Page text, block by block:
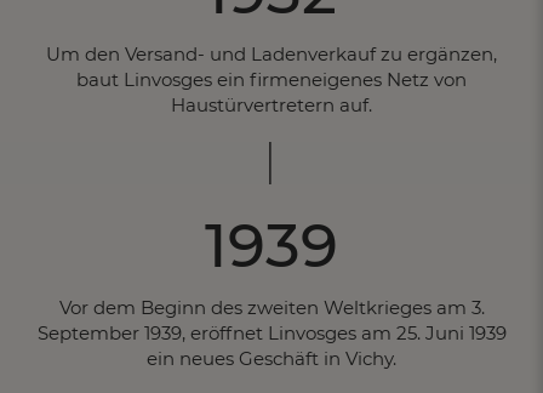
Um den Versand- und Ladenverkauf zu ergänzen,
baut Linvosges ein firmeneigenes Netz von
Haustürvertretern auf.
1939
Vor dem Beginn des zweiten Weltkrieges am 3.
September 1939, eröffnet Linvosges am 25. Juni 1939
ein neues Geschäft in Vichy.